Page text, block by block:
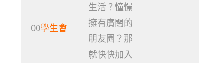
00學生會
生活？憧憬
擁有廣闊的
朋友圈？那
就快快加入